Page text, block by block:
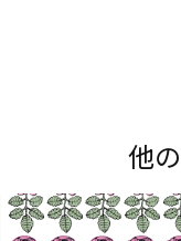
つわるスト
他